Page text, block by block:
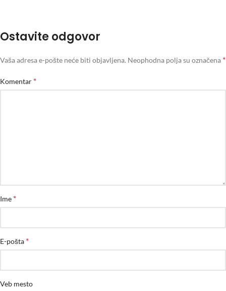
Ostavite odgovor
Vaša adresa e-pošte neće biti objavljena. Neophodna polja su označena *
Komentar *
Ime *
E-pošta *
Veb mesto